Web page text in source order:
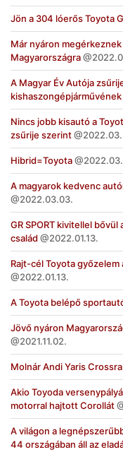
Jön a 304 lóerős Toyota
Már nyáron
Magyarországra
A Magyar Év Autója
kishaszongépjárművének
Nincs jobb kisautó a
zsűrije szerint
Hibrid=Toyota
A magyarok kedvenc
2022.03.03.
GR SPORT kivitellel
család
2022.01.13.
Rajt-cél Toyota győzelem
2022.01.13.
A Toyota belépő
Jövő nyáron
2021.11.02.
Molnár Andi Yaris
Akio Toyoda
motorral hajtott Corollát
A világon a
44 országában áll az